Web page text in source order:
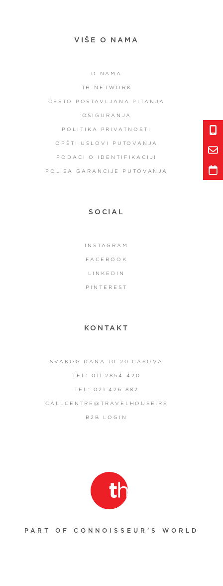
VIŠE O NAMA
O NAMA
TH NETWORK
ČESTO POSTAVLJANA PITANJA
OSIGURANJA
POLITIKA PRIVATNOSTI
OPŠTI USLOVI PUTOVANJA
PODACI O IDENTIFIKACIJI
POLISA GARANCIJE PUTOVANJA
SOCIAL
INSTAGRAM
FACEBOOK
LINKEDIN
PINTEREST
KONTAKT
SVAKOG DANA 10-20 ČASOVA
TEL: 011 2854 420
TEL: 021 426 882
CALLCENTRE@TRAVELHOUSE.RS
B2B LOGIN
PART OF CONNOISSEUR'S WORLD